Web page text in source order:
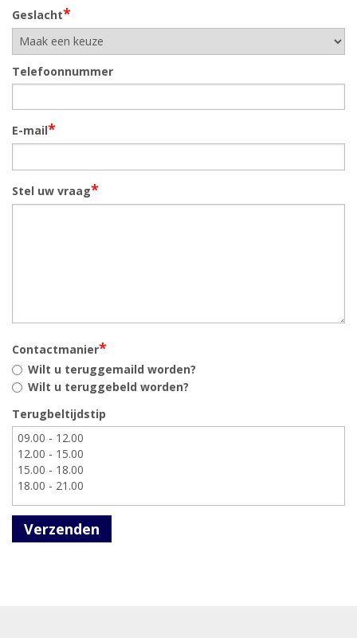
Geslacht*
Telefoonnummer
E-mail*
Stel uw vraag*
Contactmanier*
Wilt u teruggemaild worden?
Wilt u teruggebeld worden?
Terugbeltijdstip
Verzenden